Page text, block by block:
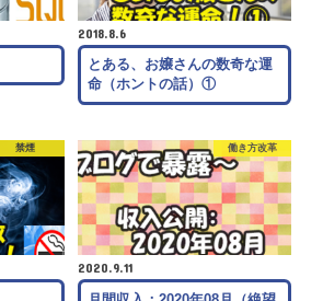
2018.8.6
とある、お嬢さんの数奇な運
命（ホントの話）①
禁煙 働き方改革
2020.9.11